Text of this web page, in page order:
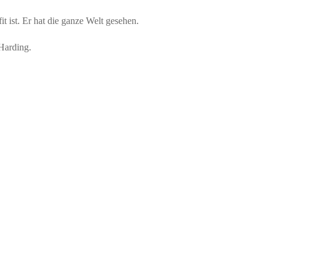
ist. Er hat die ganze Welt gesehen.